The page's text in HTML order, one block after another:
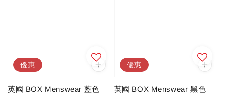
優惠
英國 BOX Menswear 藍色
優惠
英國 BOX Menswear 黑色